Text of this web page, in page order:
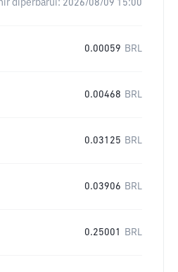
diperbarui: 2026/08/09 15:00
0.00059 BRL
0.00468 BRL
0.03125 BRL
0.03906 BRL
0.25001 BRL